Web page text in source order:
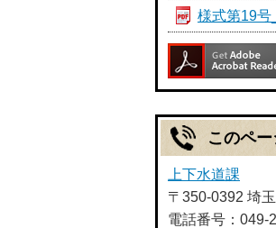
様式第19号
このペ
上下水道課
〒350-0392 埼
電話番号：049-